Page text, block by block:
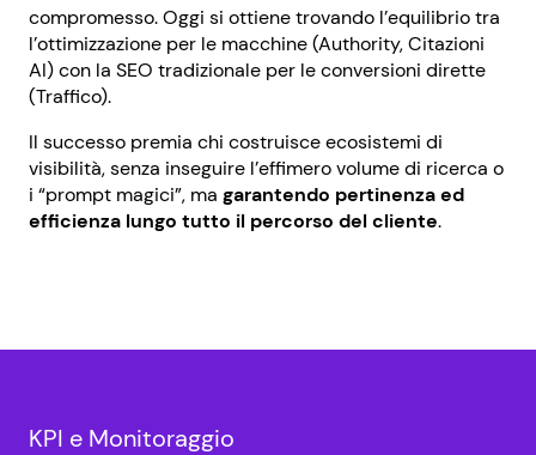
compromesso. Oggi si ottiene trovando l’equilibrio tra
l’ottimizzazione per le macchine (Authority, Citazioni
AI) con la SEO tradizionale per le conversioni dirette
(Traffico).
Il successo premia chi costruisce ecosistemi di
visibilità, senza inseguire l’effimero volume di ricerca o
i “prompt magici”, ma garantendo pertinenza ed
efficienza lungo tutto il percorso del cliente.
KPI e Monitoraggio